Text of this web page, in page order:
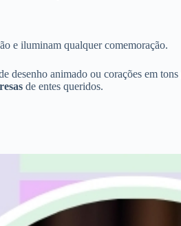
e iluminam qualquer comemoração.
desenho animado ou corações em
de entes queridos.